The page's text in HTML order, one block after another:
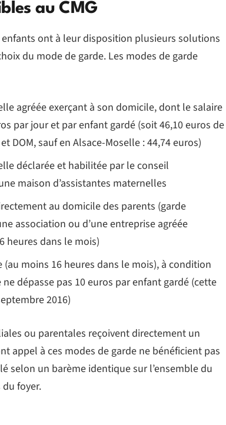
au CMG
ont à leur disposition plusieurs solutions
du mode de garde. Les modes de garde
agréée exerçant à son domicile, dont le salaire
par jour et par enfant gardé (soit 46,10 euros de
DOM, sauf en Alsace-Moselle : 44,74 euros)
déclarée et habilitée par le conseil
maison d’assistantes maternelles
au domicile des parents (garde
association ou d’une entreprise agréée
heures dans le mois)
(au moins 16 heures dans le mois), à condition
dépasse pas 10 euros par enfant gardé (cette
2016)
ou parentales reçoivent directement un
appel à ces modes de garde ne bénéficient pas
selon un barème identique sur l’ensemble du
foyer.